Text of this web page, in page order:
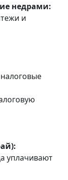
недрами:
и
уплачивают